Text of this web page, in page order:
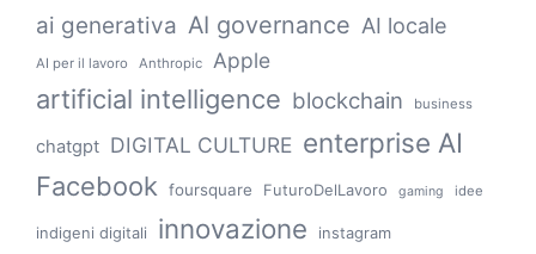
ai generativa AI governance AI locale
AI per il lavoro Anthropic Apple
artificial intelligence blockchain business
chatgpt DIGITAL CULTURE enterprise AI
Facebook foursquare FuturoDelLavoro gaming idee
indigeni digitali innovazione instagram